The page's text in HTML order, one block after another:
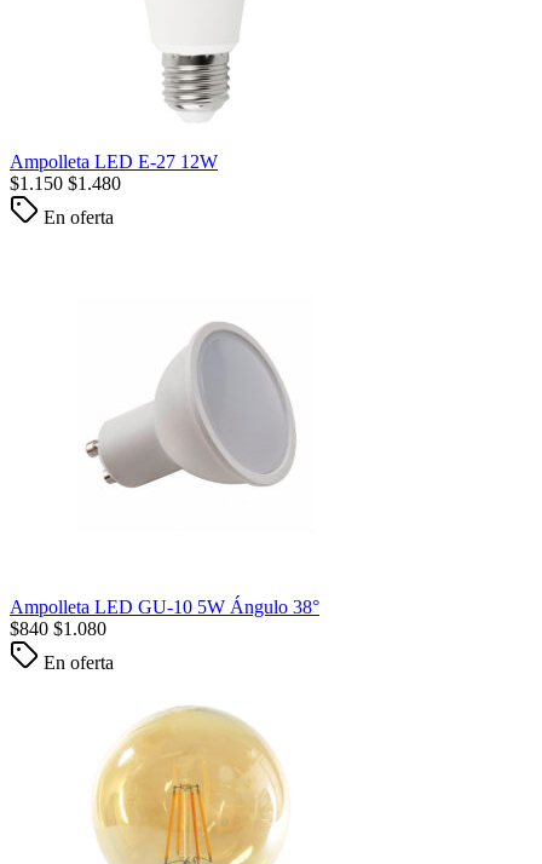
Ampolleta LED E-27 12W
$1.150 $1.480
En oferta
Ampolleta LED GU-10 5W Ángulo 38°
$840 $1.080
En oferta